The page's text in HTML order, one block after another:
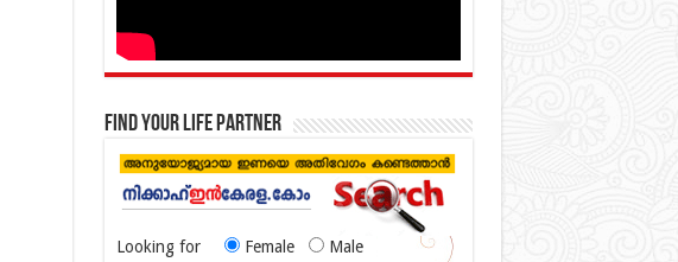
Find your life partner
Looking for Female Male